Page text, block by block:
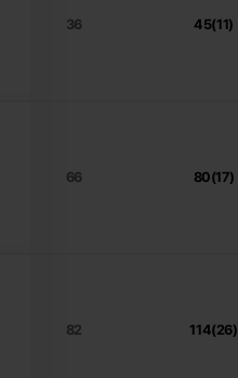
36 45(11)
66 80(17)
82 114(26)